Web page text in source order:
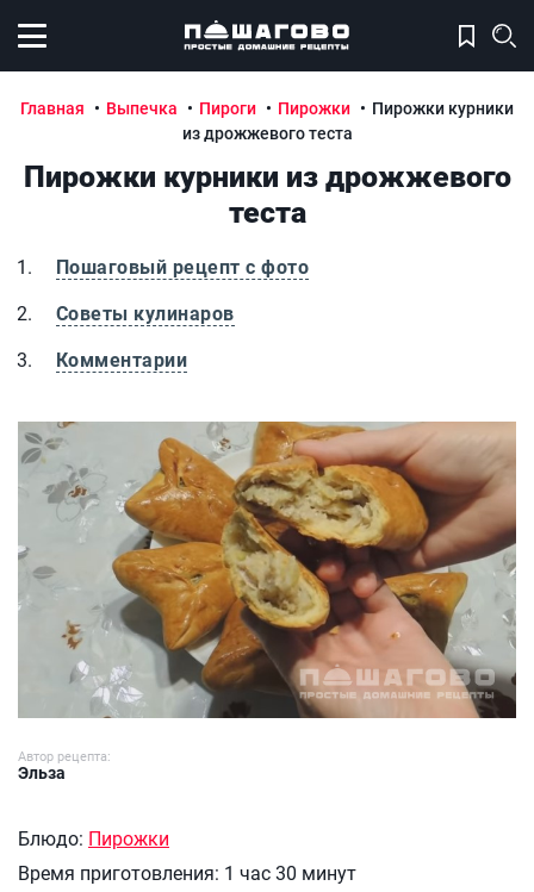
Открыть меню
Главная Выпечка Пироги Пирожки
Пирожки курники
из дрожжевого теста
Пирожки курники из дрожжевого
теста
Пошаговый рецепт с фото
Советы кулинаров
Комментарии
Пирожки курники из дрожжевого теста
Автор рецепта:
Эльза
Блюдо: Пирожки
Время приготовления: 1 час 30 минут